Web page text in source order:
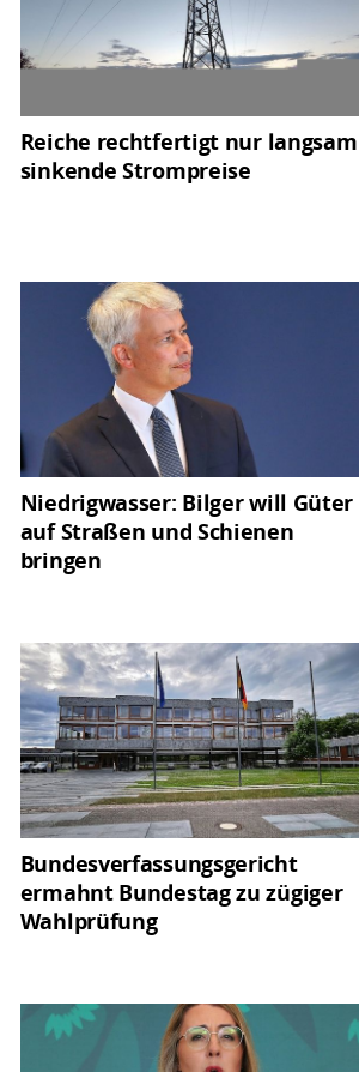
Reiche rechtfertigt nur langsam
sinkende Strompreise
Niedrigwasser: Bilger will Güter
auf Straßen und Schienen
bringen
Bundesverfassungsgericht
ermahnt Bundestag zu zügiger
Wahlprüfung